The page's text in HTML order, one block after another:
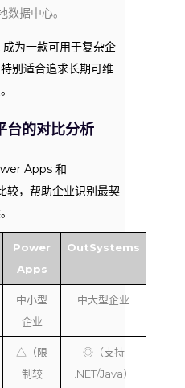
据中心。
为一款可用于复杂企
别适合追求长期可维
台的对比分析
Apps 和
，帮助企业识别最契
Power
Apps
OutSystems
中小型
企业
中大型企业
△（限
制较
◎（支持
.NET/Java）